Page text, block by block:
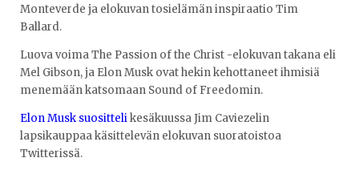
Monteverde ja elokuvan tosielämän inspiraatio Tim
Ballard.
Luova voima The Passion of the Christ -elokuvan takana eli
Mel Gibson, ja Elon Musk ovat hekin kehottaneet ihmisiä
menemään katsomaan Sound of Freedomin.
Elon Musk suosittelikesäkuussa Jim Caviezelin
lapsikauppaa käsittelevän elokuvan suoratoistoa
Twitterissä.